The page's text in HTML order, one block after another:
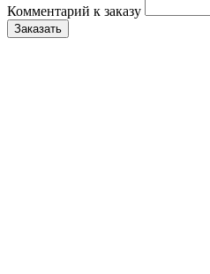
Комментарий к заказу